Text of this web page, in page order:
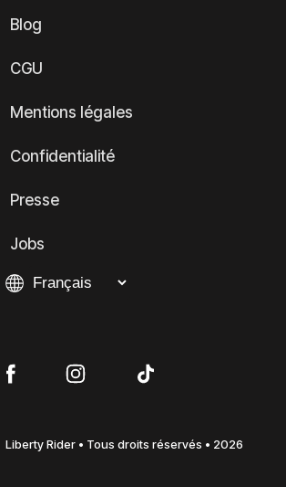
Blog
CGU
Mentions légales
Confidentialité
Presse
Jobs
Liberty Rider • Tous droits réservés • 2026